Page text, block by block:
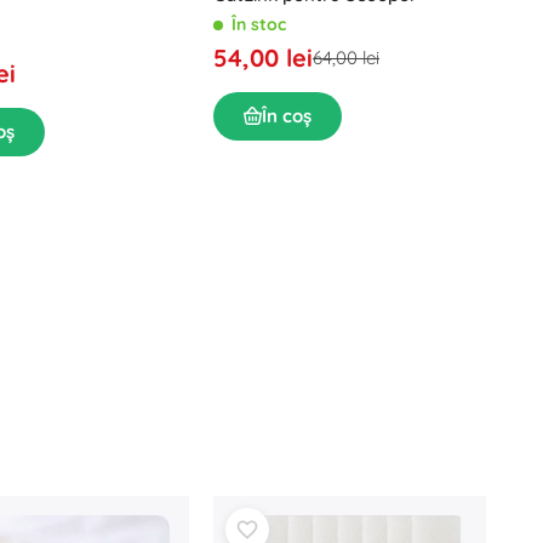
În stoc
54,00 lei64,00 lei
În coș